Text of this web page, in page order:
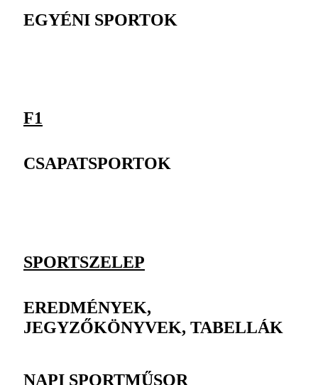
EGYÉNI SPORTOK
F1
CSAPATSPORTOK
SPORTSZELEP
EREDMÉNYEK,
JEGYZŐKÖNYVEK, TABELLÁK
NAPI SPORTMŰSOR